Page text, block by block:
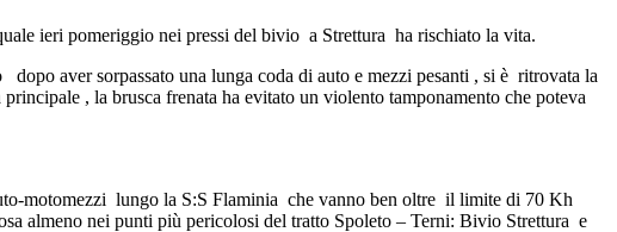
ieri pomeriggio nei pressi del bivio a Strettura ha rischiato la vita.
aver sorpassato una lunga coda di auto e mezzi pesanti , si è ritrovata la
, la brusca frenata ha evitato un violento tamponamento che poteva
motomezzi lungo la S:S Flaminia che vanno ben oltre il limite di 70 Kh
almeno nei punti più pericolosi del tratto Spoleto – Terni: Bivio Strettura e